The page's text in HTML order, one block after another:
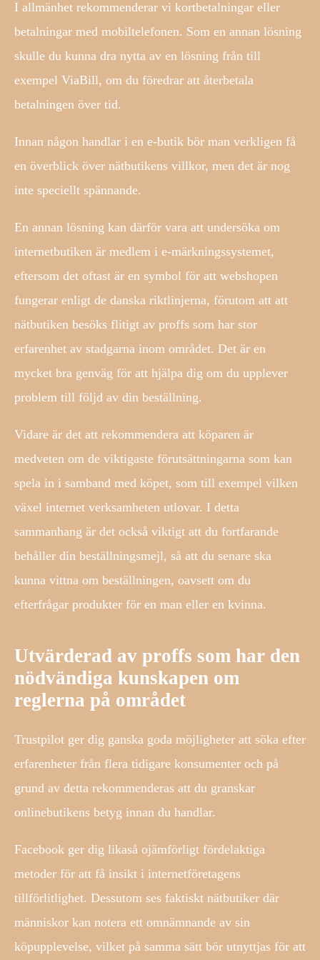
I allmänhet rekommenderar vi kortbetalningar eller
betalningar med mobiltelefonen. Som en annan lösning
skulle du kunna dra nytta av en lösning från till
exempel ViaBill, om du föredrar att återbetala
betalningen över tid.
Innan någon handlar i en e-butik bör man verkligen få
en överblick över nätbutikens villkor, men det är nog
inte speciellt spännande.
En annan lösning kan därför vara att undersöka om
internetbutiken är medlem i e-märkningssystemet,
eftersom det oftast är en symbol för att webshopen
fungerar enligt de danska riktlinjerna, förutom att att
nätbutiken besöks flitigt av proffs som har stor
erfarenhet av stadgarna inom området. Det är en
mycket bra genväg för att hjälpa dig om du upplever
problem till följd av din beställning.
Vidare är det att rekommendera att köparen är
medveten om de viktigaste förutsättningarna som kan
spela in i samband med köpet, som till exempel vilken
växel internet verksamheten utlovar. I detta
sammanhang är det också viktigt att du fortfarande
behåller din beställningsmejl, så att du senare ska
kunna vittna om beställningen, oavsett om du
efterfrågar produkter för en man eller en kvinna.
Utvärderad av proffs som har den
nödvändiga kunskapen om
reglerna på området
Trustpilot ger dig ganska goda möjligheter att söka efter
erfarenheter från flera tidigare konsumenter och på
grund av detta rekommenderas att du granskar
onlinebutikens betyg innan du handlar.
Facebook ger dig likaså ojämförligt fördelaktiga
metoder för att få insikt i internetföretagens
tillförlitlighet. Dessutom ses faktiskt nätbutiker där
människor kan notera ett omnämnande av sin
köpupplevelse, vilket på samma sätt bör utnyttjas för att